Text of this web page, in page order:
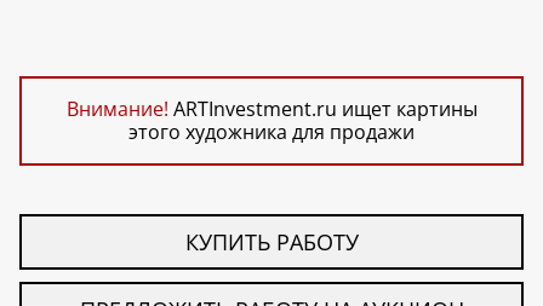
Внимание! ARTInvestment.ru ищет картины
этого художника для продажи
КУПИТЬ РАБОТУ